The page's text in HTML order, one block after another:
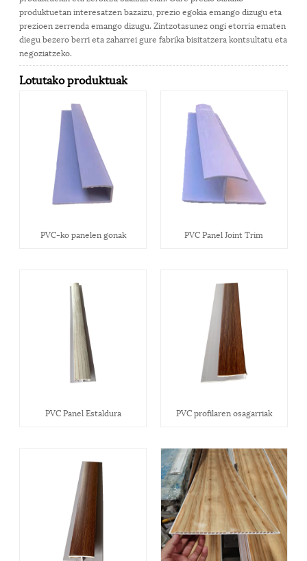
produktuetan interesatzen bazaizu, prezio egokia emango dizugu eta
prezioen zerrenda emango dizugu. Zintzotasunez ongi etorria ematen
diegu bezero berri eta zaharrei gure fabrika bisitatzera kontsultatu eta
negoziatzeko.
Lotutako produktuak
PVC-ko panelen gonak PVC Panel Joint Trim
PVC Panel Estaldura PVC profilaren osagarriak